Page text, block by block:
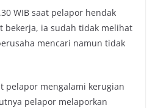
WIB saat pelapor hendak
bekerja, ia sudah tidak melihat
mencari namun tidak
pelapor mengalami kerugian
pelapor melaporkan